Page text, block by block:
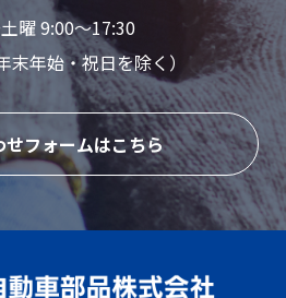
曜 9:00〜17:30
末年始・祝日を除く）
せフォームはこちら